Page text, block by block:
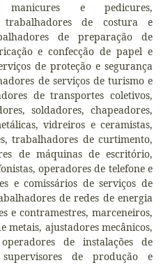
manicures e pedicures,
trabalhadores de costura e
de preparação de
e confecção de papel e
de proteção e segurança
de serviços de turismo e
de transportes coletivos,
soldadores, chapeadores,
vidreiros e ceramistas,
trabalhadores de curtimento,
de máquinas de escritório,
operadores de telefone e
e comissários de serviços de
de redes de energia
e contramestres, marceneiros,
metais, ajustadores mecânicos,
de instalações de
de produção e